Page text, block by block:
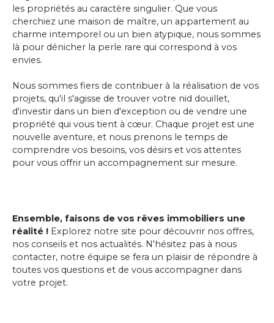
les propriétés au caractère singulier. Que vous
cherchiez une maison de maître, un appartement au
charme intemporel ou un bien atypique, nous sommes
là pour dénicher la perle rare qui correspond à vos
envies.
Nous sommes fiers de contribuer à la réalisation de vos
projets, qu'il s'agisse de trouver votre nid douillet,
d'investir dans un bien d'exception ou de vendre une
propriété qui vous tient à cœur. Chaque projet est une
nouvelle aventure, et nous prenons le temps de
comprendre vos besoins, vos désirs et vos attentes
pour vous offrir un accompagnement sur mesure.
Ensemble, faisons de vos rêves immobiliers une
réalité ! Explorez notre site pour découvrir nos offres,
nos conseils et nos actualités. N'hésitez pas à nous
contacter, notre équipe se fera un plaisir de répondre à
toutes vos questions et de vous accompagner dans
votre projet.